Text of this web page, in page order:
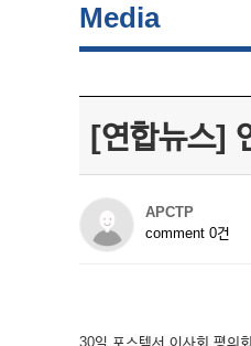
Media
[연합뉴스]
APCTP
comment 0건
30일 포스텍서 이사회.평의